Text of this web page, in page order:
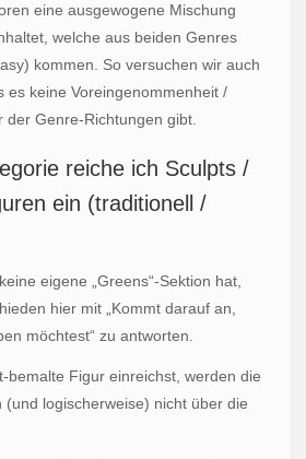
eine ausgewogene Mischung
welche aus beiden Genres
kommen. So versuchen wir auch
es keine Voreingenommenheit /
der Genre-Richtungen gibt.
reiche ich Sculpts /
ein (traditionell /
eigene „Greens“-Sektion hat,
hier mit „Kommt darauf an,
möchtest“ zu antworten.
bemalte Figur einreichst, werden die
logischerweise) nicht über die